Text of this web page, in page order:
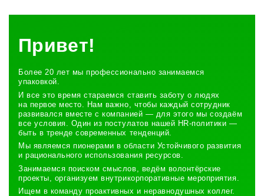
Привет!
Более 20 лет мы профессионально занимаемся
упаковкой.
И все это время стараемся ставить заботу о людях
на первое место. Нам важно, чтобы каждый сотрудник
развивался вместе с компанией — для этого мы создаём
все условия. Один из постулатов нашей НR-политики —
быть в тренде современных тенденций.
Мы являемся пионерами в области Устойчивого развития
и рационального использования ресурсов.
Занимаемся поиском смыслов, ведём волонтёрские
проекты, организуем внутрикорпоративные мероприятия.
Ищем в команду проактивных и неравнодушных коллег.